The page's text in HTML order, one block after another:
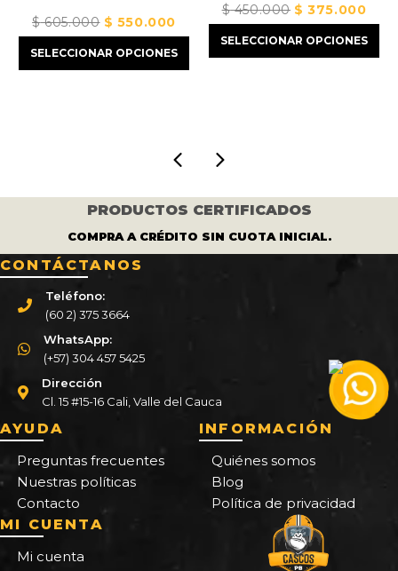
605.000El
precio
original
$ 550.000El
precio
actual
SELECCIONAR OPCIONES
450.000El
precio
original
$ 375.000El
precio
actual
SELECCIONAR OPCIONES
PRODUCTOS CERTIFICADOS
COMPRA A CRÉDITO SIN CUOTA INICIAL.
CONTÁCTANOS
Teléfono:
(60 2) 375 3664
WhatsApp:
(+57) 304 457 5425
Dirección
Cl. 15 #15-16 Cali, Valle del Cauca
AYUDA
Preguntas frecuentes
Nuestras políticas
Contacto
INFORMACIÓN
Quiénes somos
Blog
Política de privacidad
MI CUENTA
Mi cuenta